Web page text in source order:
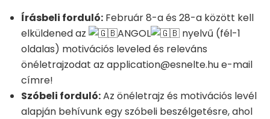
Írásbeli forduló: Február 8-a és 28-a között kell
elküldened az
ANGOL
nyelvű (fél-1
oldalas) motivációs leveled és releváns
önéletrajzodat az application@esnelte.hu e-mail
címre!
Szóbeli forduló:Az önéletrajz és motivációs levél
alapján behívunk egy szóbeli beszélgetésre, ahol